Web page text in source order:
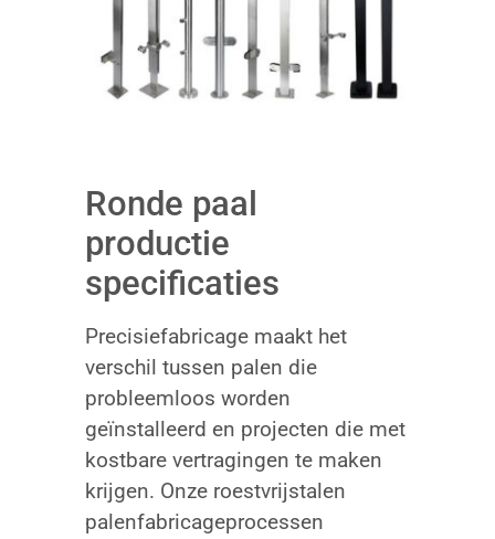
Ronde paal
productie
specificaties
Precisiefabricage maakt het
verschil tussen palen die
probleemloos worden
geïnstalleerd en projecten die met
kostbare vertragingen te maken
krijgen. Onze roestvrijstalen
palenfabricageprocessen